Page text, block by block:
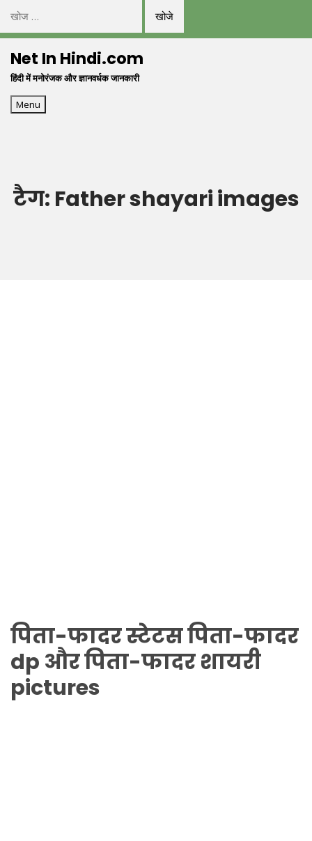
निम्न
को
खोजें:Net In Hindi.com
हिंदी में मनोरंजक और ज्ञानवर्धक जानकारी
Menu
टैग: Father shayari images
पिता-फादरस्टेटसपिता-फादर
dp औरपिता-फादरशायरी
pictures